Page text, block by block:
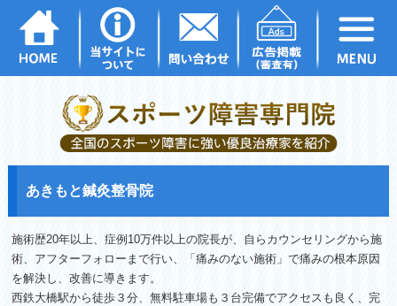
あきもと鍼灸整骨院
施術歴20年以上、症例10万件以上の院長が、自らカウンセリングから施
術、アフターフォローまで行い、「痛みのない施術」で痛みの根本原因
を解決し、改善に導きます。
西鉄大橋駅から徒歩３分、無料駐車場も３台完備でアクセスも良く、完